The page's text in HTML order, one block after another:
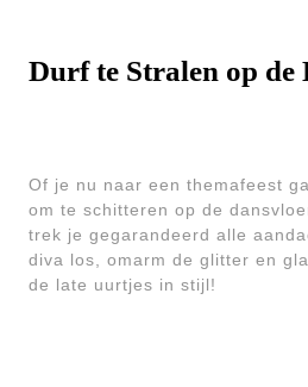
Durf te Stralen op de
Of je nu naar een themafeest
om te schitteren op de
trek je gegarandeerd alle
diva los, omarm de glitter en
de late uurtjes in stijl!